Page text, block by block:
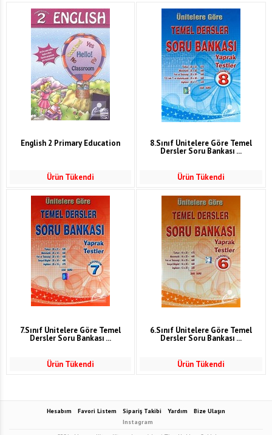
English 2 Primary Education
Ürün Tükendi
8.Sınıf Ünitelere Göre Temel
Dersler Soru Bankası ...
Ürün Tükendi
7.Sınıf Ünitelere Göre Temel
Dersler Soru Bankası ...
Ürün Tükendi
6.Sınıf Ünitelere Göre Temel
Dersler Soru Bankası ...
Ürün Tükendi
Hesabım Favori Listem Sipariş Takibi Yardım
Bize Ulaşın
Instagram